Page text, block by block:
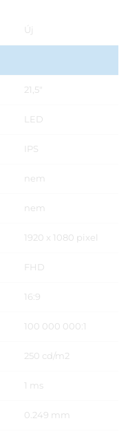
Új
21,5"
LED
IPS
nem
nem
1920 x 1080 pixel
FHD
16:9
100 000 000:1
250 cd/m2
1 ms
0.249 mm